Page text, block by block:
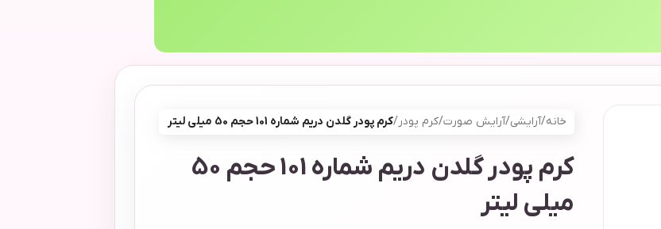
خانه/آرایشی/آرایش صورت/کرم پودر/کرم پودر گلدن دریم شماره 101 حجم 50 میلی لیتر
کرم پودر گلدن دریم شماره 101 حجم 50
میلی لیتر